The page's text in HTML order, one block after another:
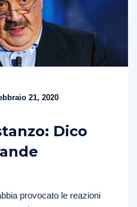
21, 2020
Dico
provocato le reazioni